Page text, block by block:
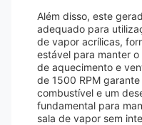
Além disso, este
adequado para
de vapor acrílicas,
estável para manter
de aquecimento e
de 1500 RPM
combustível e um
fundamental para
sala de vapor sem